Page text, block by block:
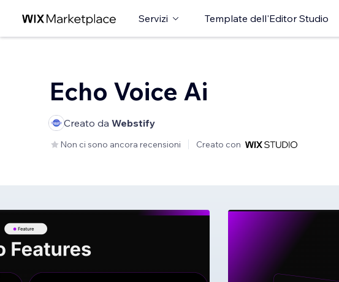
Servizi Template dell'Editor Studio
Echo Voice Ai
Creato da Webstify
Non ci sono ancora recensioni Creato con